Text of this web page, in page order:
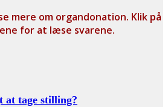
mere om organdonation. Klik på
for at læse svarene.
at tage stilling?